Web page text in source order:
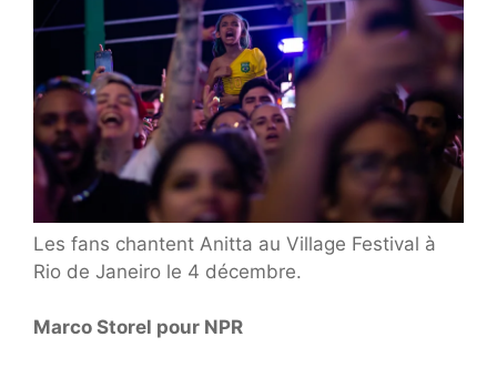
Les fans chantent Anitta au Village Festival à
Rio de Janeiro le 4 décembre.
Marco Storel pour NPR